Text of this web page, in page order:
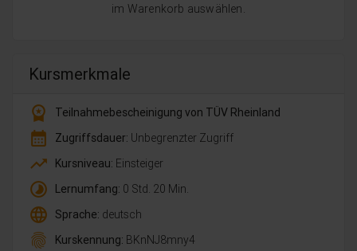
im Warenkorb auswählen.
Kursmerkmale
workspace_premium
Teilnahmebescheinigung von TÜV Rheinland
calendar_month Zugriffsdauer: Unbegrenzter Zugriff
trending_up Kursniveau: Einsteiger
timelapse Lernumfang: 0 Std. 20 Min.
language Sprache: deutsch
fingerprint Kurskennung: BKnNJ8mny4